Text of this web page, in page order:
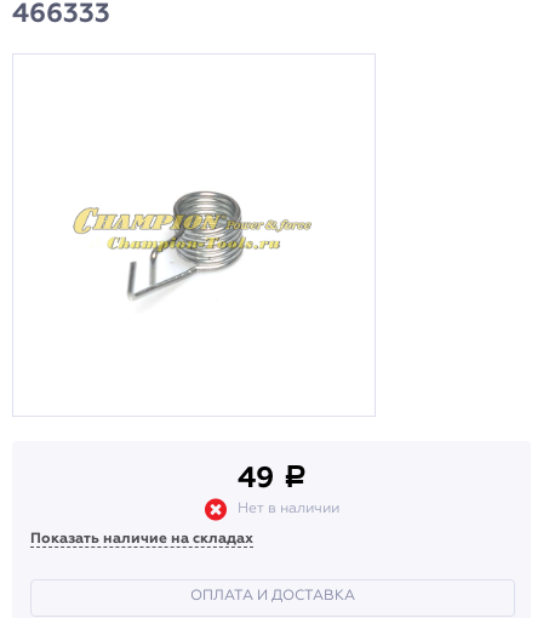
466333
49 a
Нет в наличии
Показать наличие на складах
ОПЛАТА И ДОСТАВКА